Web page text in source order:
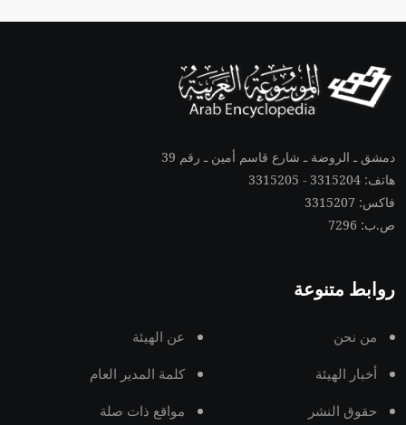
دمشق ـ الروضة ـ شارع قاسم أمين ـ رقم 39
هاتف: 3315204 - 3315205
فاكس: 3315207
ص.ب: 7296
روابط متنوعة
من نحن عن الهيئة
أخبار الهيئة كلمة المدير العام
حقوق النشر مواقع ذات صلة